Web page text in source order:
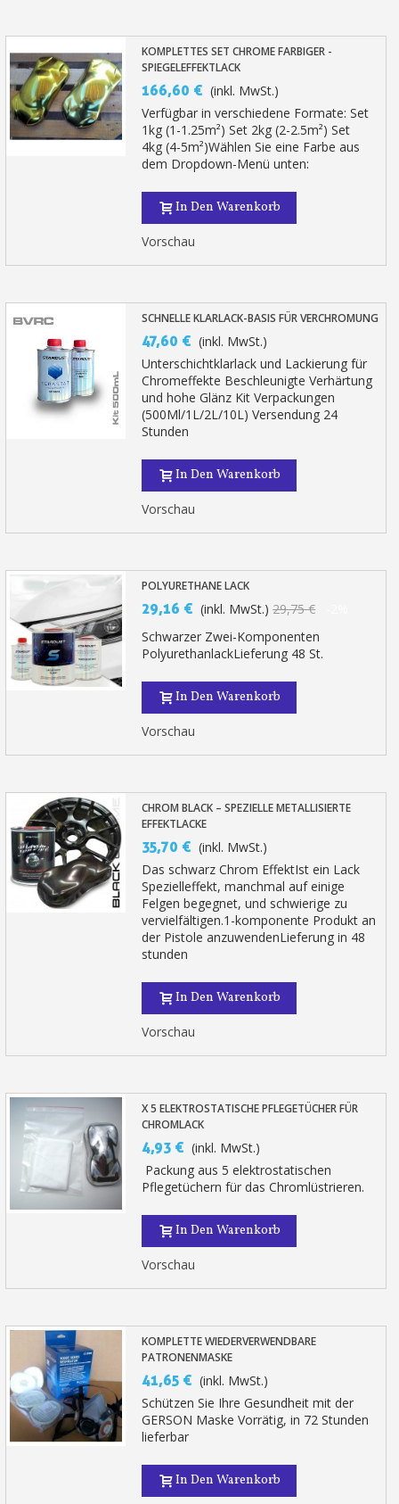
KOMPLETTES SET CHROME FARBIGER -
SPIEGELEFFEKTLACK
166,60 € (inkl. MwSt.)
Verfügbar in verschiedene Formate: Set
1kg (1-1.25m²) Set 2kg (2-2.5m²) Set
4kg (4-5m²)Wählen Sie eine Farbe aus
dem Dropdown-Menü unten:
In Den Warenkorb
Vorschau
SCHNELLE KLARLACK-BASIS FÜR VERCHROMUNG
47,60 € (inkl. MwSt.)
Unterschichtklarlack und Lackierung für
Chromeffekte Beschleunigte Verhärtung
und hohe Glänz Kit Verpackungen
(500Ml/1L/2L/10L) Versendung 24
Stunden
In Den Warenkorb
Vorschau
POLYURETHANE LACK
29,16 € (inkl. MwSt.) 29,75 €
Schwarzer Zwei-Komponenten
PolyurethanlackLieferung 48 St.
In Den Warenkorb
Vorschau
CHROM BLACK – SPEZIELLE METALLISIERTE
EFFEKTLACKE
35,70 € (inkl. MwSt.)
Das schwarz Chrom EffektIst ein Lack
Spezielleffekt, manchmal auf einige
Felgen begegnet, und schwierige zu
vervielfältigen.1-komponente Produkt an
der Pistole anzuwendenLieferung in 48
stunden
In Den Warenkorb
Vorschau
X 5 ELEKTROSTATISCHE PFLEGETÜCHER FÜR
CHROMLACK
4,93 € (inkl. MwSt.)
Packung aus 5 elektrostatischen
Pflegetüchern für das Chromlüstrieren.
In Den Warenkorb
Vorschau
KOMPLETTE WIEDERVERWENDBARE
PATRONENMASKE
41,65 € (inkl. MwSt.)
Schützen Sie Ihre Gesundheit mit der
GERSON Maske Vorrätig, in 72 Stunden
lieferbar
In Den Warenkorb